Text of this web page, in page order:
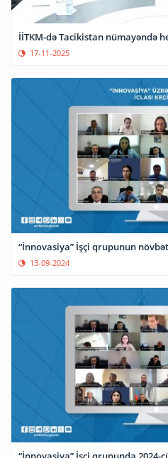
İİTKM-də Tacikistan nümayəndə
17-11-2025
“İnnovasiya” İşçi qrupunun
13-09-2024